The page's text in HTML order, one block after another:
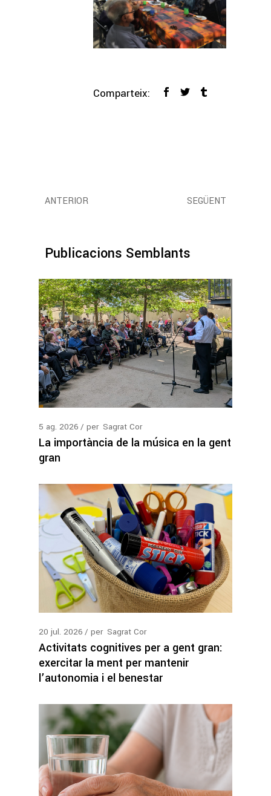
Comparteix:
ANTERIOR SEGÜENT
Publicacions Semblants
5 ag. 2026 per Sagrat Cor
La importància de la música en la gent
gran
20 jul. 2026 per Sagrat Cor
Activitats cognitives per a gent gran:
exercitar la ment per mantenir
l’autonomia i el benestar